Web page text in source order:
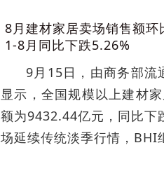
8月建材家居卖场销售额环
1-8月同比下跌5.26%
9月15日，由商务部流
显示，全国规模以上建材
额为9432.44亿元，同比下
场延续传统淡季行情，BHI